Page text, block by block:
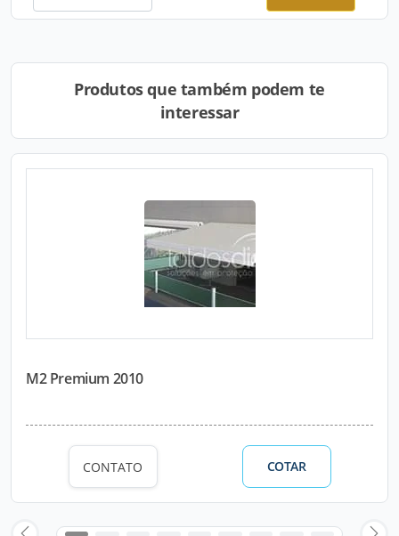
Produtos que também podem te
interessar
M2 Premium 2010
CONTATO COTAR